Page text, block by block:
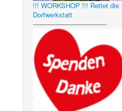
!!! WORKSHOP !!! Rettet die
Dorfwerkstatt
------------------------------------